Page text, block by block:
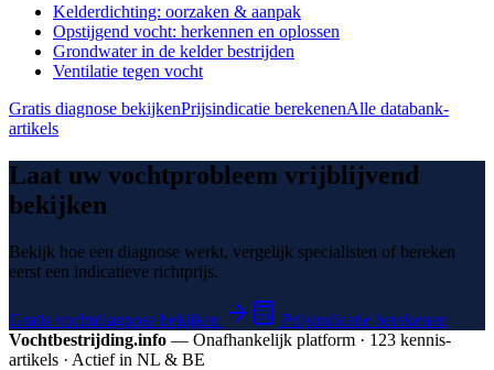
Kelderdichting: oorzaken & aanpak
Opstijgend vocht: herkennen en oplossen
Grondwater in de kelder bestrijden
Ventilatie tegen vocht
Gratis diagnose bekijkenPrijsindicatie berekenenAlle databank-
artikels
Laat uw vochtprobleem vrijblijvend
bekijken
Bekijk hoe een diagnose werkt, vergelijk specialisten of bereken
eerst een indicatieve richtprijs.
Gratis vochtdiagnose bekijken
Prijsindicatie berekenen
Vochtbestrijding.info — Onafhankelijk platform · 123 kennis­
artikels · Actief in NL & BE